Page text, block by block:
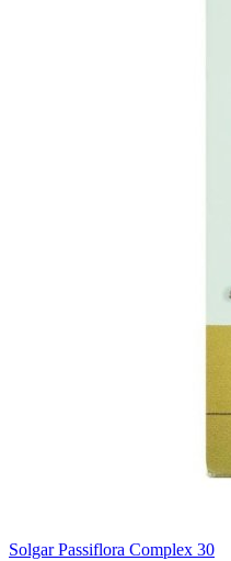
Solgar Passiflora Complex 30